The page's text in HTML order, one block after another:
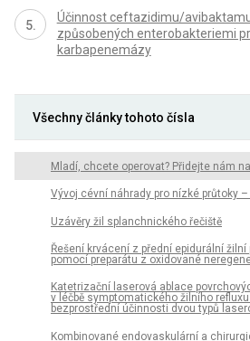
Účinnost ceftazidimu/
způsobených enterobakteriemi
karbapenemázy
Všechny články tohoto čísla
Mladí, chcete operovat? Přidejte nám
Vývoj cévní náhrady pro nízké průtoky –
Uzávěry žil splanchnického řečiště
Řešení krvácení z přední epidurální
pomocí preparátu z oxidované
Katetrizační laserová ablace
v léčbě symptomatického žilního
bezprostřední účinnosti dvou typů
Kombinované endovaskulární a